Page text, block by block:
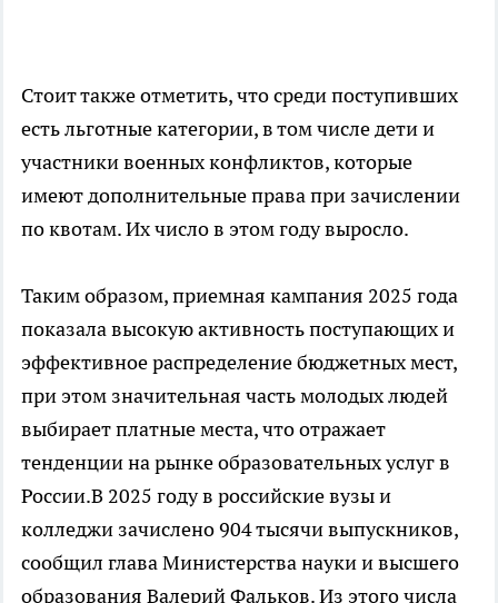
Стоит также отметить, что среди поступивших
есть льготные категории, в том числе дети и
участники военных конфликтов, которые
имеют дополнительные права при зачислении
по квотам. Их число в этом году выросло.
Таким образом, приемная кампания 2025 года
показала высокую активность поступающих и
эффективное распределение бюджетных мест,
при этом значительная часть молодых людей
выбирает платные места, что отражает
тенденции на рынке образовательных услуг в
России.В 2025 году в российские вузы и
колледжи зачислено 904 тысячи выпускников,
сообщил глава Министерства науки и высшего
образования Валерий Фальков. Из этого числа